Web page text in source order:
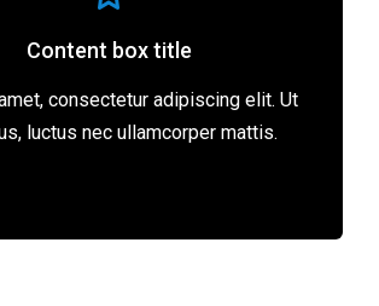
Content box title
consectetur adipiscing elit. Ut
luctus nec ullamcorper mattis.